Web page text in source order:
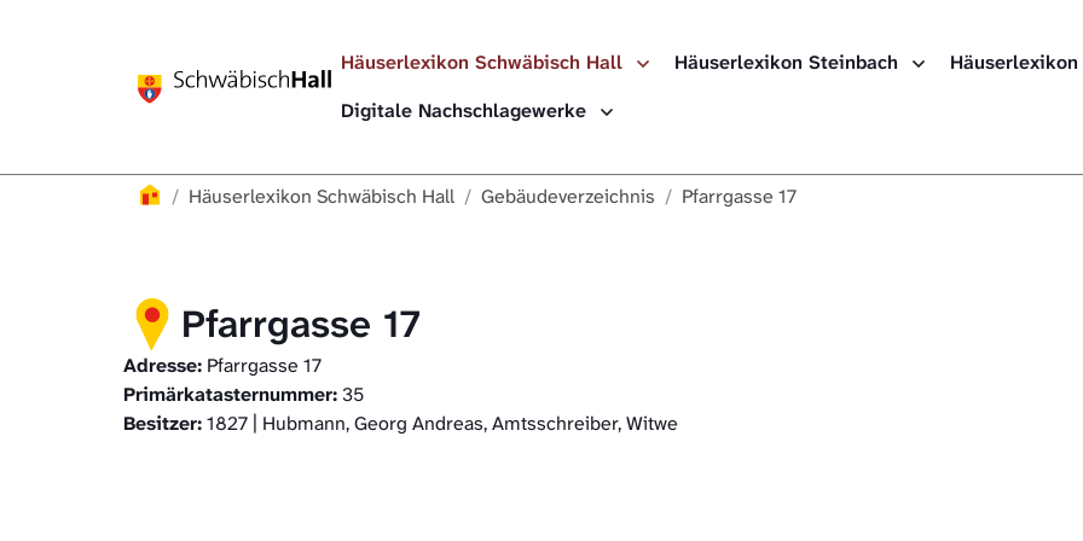
Häuserlexikon Schwäbisch Hall
Häuserlexikon Steinbach
Digitale Nachschlagewerke
Häuserlexikon
Häuserlexikon Schwäbisch Hall Gebäudeverzeichnis Pfarrgasse 17
Pfarrgasse 17
Adresse: Pfarrgasse 17
Primärkatasternummer:35
Besitzer:1827 | Hubmann, Georg Andreas, Amtsschreiber, Witwe